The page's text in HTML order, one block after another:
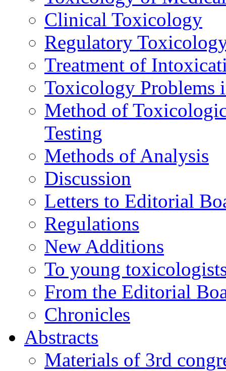
Clinical Toxicology
Regulatory
Treatment of
Toxicology Problems
Method of
Testing
Methods of Analysis
Discussion
Letters to Editorial
Regulations
New Additions
To young
From the Editorial
Chronicles
Abstracts
Materials of 3rd